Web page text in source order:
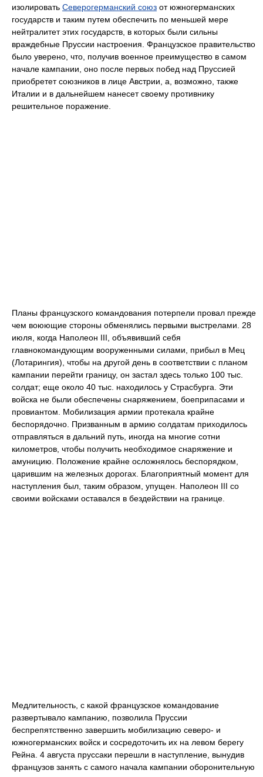
изолировать Северогерманский союз от южногерманских
государств и таким путем обеспечить по меньшей мере
нейтралитет этих государств, в которых были сильны
враждебные Пруссии настроения. Французское правительство
было уверено, что, получив военное преимущество в самом
начале кампании, оно после первых побед над Пруссией
приобретет союзников в лице Австрии, а, возможно, также
Италии и в дальнейшем нанесет своему противнику
решительное поражение.
Планы французского командования потерпели провал прежде
чем воюющие стороны обменялись первыми выстрелами. 28
июля, когда Наполеон III, объявивший себя
главнокомандующим вооруженными силами, прибыл в Мец
(Лотарингия), чтобы на другой день в соответствии с планом
кампании перейти границу, он застал здесь только 100 тыс.
солдат; еще около 40 тыс. находилось у Страсбурга. Эти
войска не были обеспечены снаряжением, боеприпасами и
провиантом. Мобилизация армии протекала крайне
беспорядочно. Призванным в армию солдатам приходилось
отправляться в дальний путь, иногда на многие сотни
километров, чтобы получить необходимое снаряжение и
амуницию. Положение крайне осложнялось беспорядком,
царившим на железных дорогах. Благоприятный момент для
наступления был, таким образом, упущен. Наполеон III со
своими войсками оставался в бездействии на границе.
Медлительность, с какой французское командование
развертывало кампанию, позволила Пруссии
беспрепятственно завершить мобилизацию северо- и
южногерманских войск и сосредоточить их на левом берегу
Рейна. 4 августа пруссаки перешли в наступление, вынудив
французов занять с самого начала кампании оборонительную